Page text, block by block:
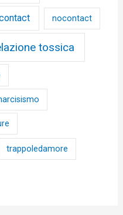
nocontact
tossica
trappoledamore